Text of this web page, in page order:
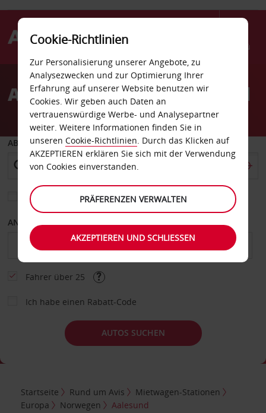
Menü
AvisAutovermietung Aalesund
ABHOLEN VON
Eine andere Rückgabestation auswählen
ANFANGSDATUM
Fahrer über 25
Ich habe einen Rabatt-Code
AUTOS SUCHEN
Startseite Rund um Avis
Mietwagen-Stationen
Europa
Norwegen Aalesund
Cookie-Richtlinien
Zur Personalisierung unserer Angebote, zu
Analysezwecken und zur Optimierung Ihrer
Erfahrung auf unserer Website benutzen wir
Cookies. Wir geben auch Daten an
vertrauenswürdige Werbe- und Analysepartner
weiter. Weitere Informationen finden Sie in
unseren Cookie-Richtlinien. Durch das Klicken auf
AKZEPTIEREN erklären Sie sich mit der Verwendung
von Cookies einverstanden.
PRÄFERENZEN VERWALTEN
AKZEPTIEREN UND SCHLIESSEN